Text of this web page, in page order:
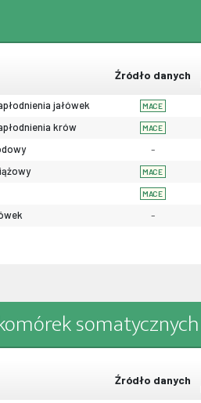
Źródło danych
jałówek MACE
krów MACE
-
MACE
MACE
-
somatycznych
Źródło danych